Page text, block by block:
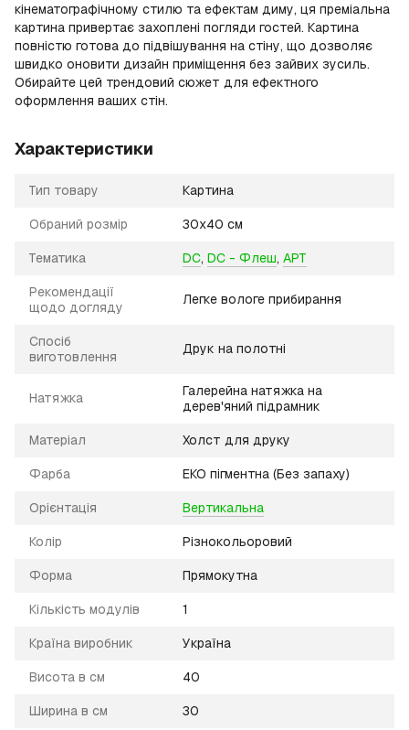
кінематографічному стилю та ефектам диму, ця преміальна
картина привертає захоплені погляди гостей. Картина
повністю готова до підвішування на стіну, що дозволяє
швидко оновити дизайн приміщення без зайвих зусиль.
Обирайте цей трендовий сюжет для ефектного
оформлення ваших стін.
Характеристики
Тип товару Картина
Обраний розмір 30х40 см
Тематика DC, DC - Флеш, АРТ
Рекомендації
щодо догляду
Легке вологе прибирання
Спосіб
виготовлення
Друк на полотні
Натяжка
Галерейна натяжка на
дерев'яний підрамник
Матеріал Холст для друку
Фарба ЕКО пігментна (Без запаху)
Орієнтація Вертикальна
Колір Різнокольоровий
Форма Прямокутна
Кількість модулів 1
Країна виробник Україна
Висота в см 40
Ширина в см 30